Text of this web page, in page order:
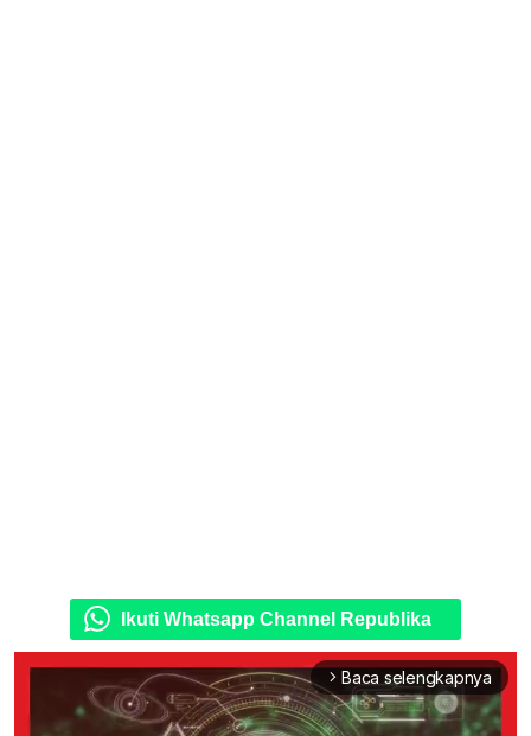
Ikuti Whatsapp Channel Republika
arrow_forward_ios Baca selengkapnya